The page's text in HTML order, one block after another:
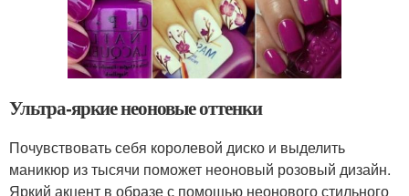
Ультра-яркие неоновые оттенки
Почувствовать себя королевой диско и выделить
маникюр из тысячи поможет неоновый розовый дизайн.
Яркий акцент в образе с помощью неонового стильного